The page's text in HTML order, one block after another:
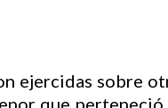
ejercidas sobre
que